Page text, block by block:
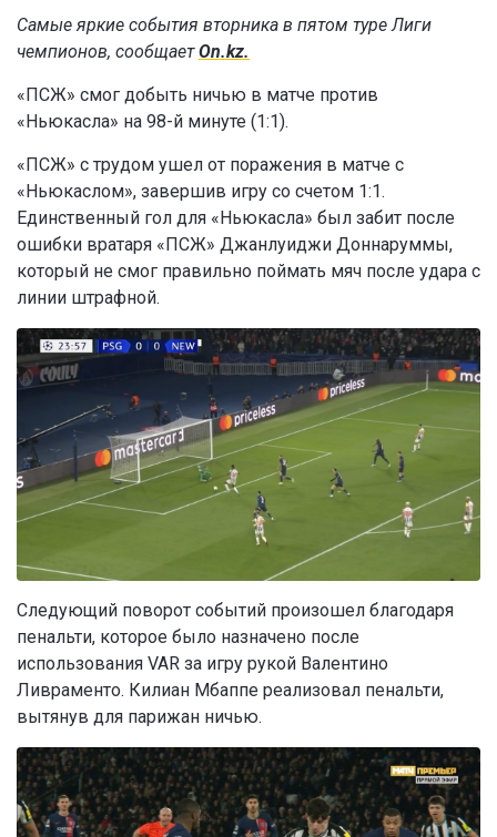
Самые яркие события вторника в пятом туре Лиги
чемпионов, сообщает On.kz.
«ПСЖ» смог добыть ничью в матче против
«Ньюкасла» на 98-й минуте (1:1).
«ПСЖ» с трудом ушел от поражения в матче с
«Ньюкаслом», завершив игру со счетом 1:1.
Единственный гол для «Ньюкасла» был забит после
ошибки вратаря «ПСЖ» Джанлуиджи Доннаруммы,
который не смог правильно поймать мяч после удара с
линии штрафной.
Следующий поворот событий произошел благодаря
пенальти, которое было назначено после
использования VAR за игру рукой Валентино
Ливраменто. Килиан Мбаппе реализовал пенальти,
вытянув для парижан ничью.